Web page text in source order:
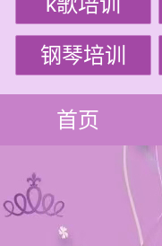
钢琴培训
首页